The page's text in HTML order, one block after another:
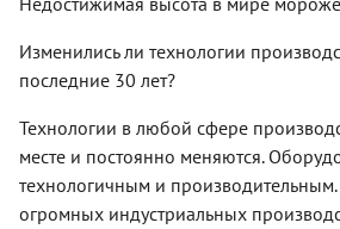
Изменились ли технологии
последние 30 лет?
Технологии в любой сфере
месте и постоянно меняются.
технологичным и производительным.
огромных индустриальных